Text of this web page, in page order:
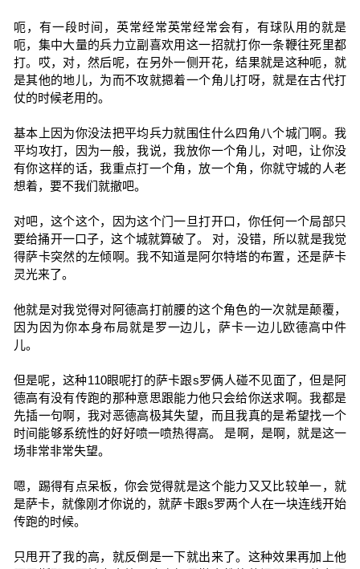
呃，有一段时间，英常经常英常经常会有，有球队用的就是
呃，集中大量的兵力立副喜欢用这一招就打你一条鞭往死里都
打。哎，对，然后呢，在另外一侧开花，结果就是这种呃，就
是其他的地儿，为而不攻就摁着一个角儿打呀，就是在古代打
仗的时候老用的。
基本上因为你没法把平均兵力就围住什么四角八个城门啊。我
平均攻打，因为一般，我说，我放你一个角儿，对吧，让你没
有你这样的话，我重点打一个角，放一个角，你就守城的人老
想着，要不我们就撤吧。
对吧，这个这个，因为这个门一旦打开口，你任何一个局部只
要给捅开一口子，这个城就算破了。 对，没错，所以就是我觉
得萨卡突然的左倾啊。我不知道是阿尔特塔的布置，还是萨卡
灵光来了。
他就是对我觉得对阿德高打前腰的这个角色的一次就是颠覆，
因为因为你本身布局就是罗一边儿，萨卡一边儿欧德高中件
儿。
但是呢，这种110眼呢打的萨卡跟s罗俩人碰不见面了，但是阿
德高有没有传跑的那种意思跟能力他只会给你送求啊。我都是
先插一句啊，我对恶德高极其失望，而且我真的是希望找一个
时间能够系统性的好好喷一喷热得高。 是啊，是啊，就是这一
场非常非常失望。
嗯，踢得有点呆板，你会觉得就是这个能力又又比较单一，就
是萨卡，就像刚才你说的，就萨卡跟s罗两个人在一块连线开始
传跑的时候。
只甩开了我的高，就反倒是一下就出来了。这种效果再加上他